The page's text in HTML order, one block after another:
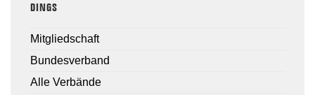
DINGS
Mitgliedschaft
Bundesverband
Alle Verbände